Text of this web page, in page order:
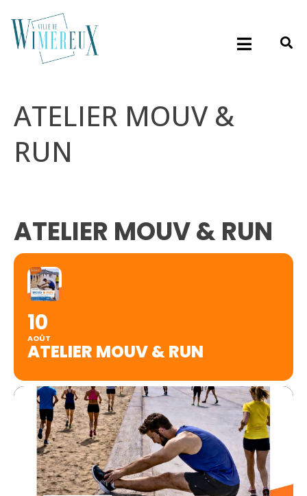
ATELIER MOUV &
RUN
ATELIER MOUV & RUN
10
AOÛT
ATELIER MOUV & RUN